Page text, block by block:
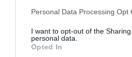
Personal Data Processing Opt
I want to opt-out of the
personal data.
Opted In
τοποθετεί όμως στο τέλος του
σκοπός δεν είναι να
αναγνώστη («όταν βρέθηκαν ο
στρατόπεδο των γυναικών/ χωρίς